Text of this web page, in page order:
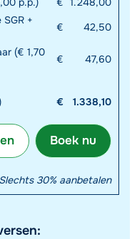
+
€ 42,50
(€ 1,70
€ 47,60
€ 1.338,10
Boek nu
Slechts 30% aanbetalen